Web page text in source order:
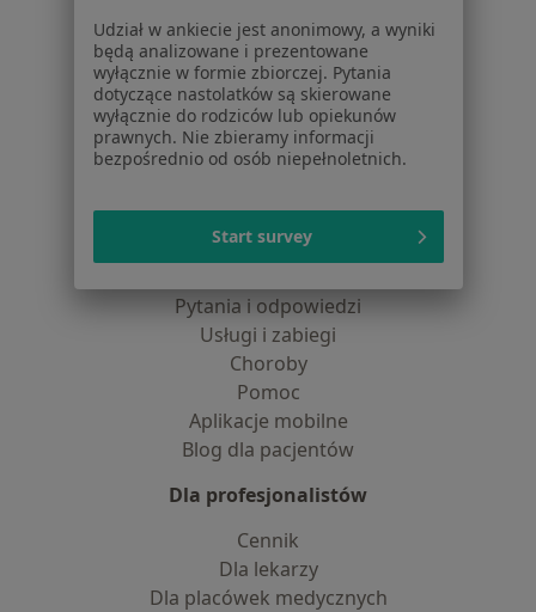
O nas
Praca Rekrutujemy!
Partnerzy
Centrum prasowe
Kontakt
Lekarze
Pytania i odpowiedzi
Usługi i zabiegi
Choroby
Pomoc
Aplikacje mobilne
Blog dla pacjentów
Dla profesjonalistów
Cennik
Dla lekarzy
Dla placówek medycznych
Udział w ankiecie jest anonimowy, a wyniki
będą analizowane i prezentowane
wyłącznie w formie zbiorczej. Pytania
dotyczące nastolatków są skierowane
wyłącznie do rodziców lub opiekunów
prawnych. Nie zbieramy informacji
bezpośrednio od osób niepełnoletnich.
Start survey